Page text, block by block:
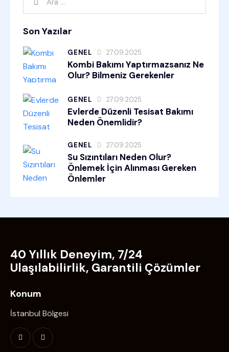
Son Yazılar
GENEL 27.09.2025
Kombi Bakımı Yaptırmazsanız Ne
Olur? Bilmeniz Gerekenler
GENEL 27.09.2025
Evlerde Düzenli Tesisat Bakımı
Neden Önemlidir?
GENEL 27.09.2025
Su Sızıntıları Neden Olur?
Önlemek İçin Alınması Gereken
Önlemler
40 Yıllık Deneyim, 7/24
Ulaşılabilirlik, Garantili Çözümler
Konum
İstanbul Bölgesi